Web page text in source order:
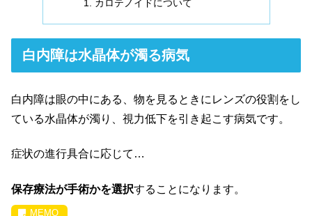
カロテノイドについて
白内障は水晶体が濁る病気
白内障は眼の中にある、物を見るときにレンズの役割をし
ている水晶体が濁り、視力低下を引き起こす病気です。
症状の進行具合に応じて…
保存療法が手術かを選択することになります。